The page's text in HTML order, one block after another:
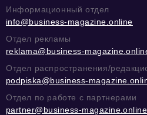
Информационный отдел
info@business-magazine.online
Отдел рекламы
reklama@business-
Отдел распространения/
podpiska@business-
Отдел по работе с партнерами
partner@business-magazine.online